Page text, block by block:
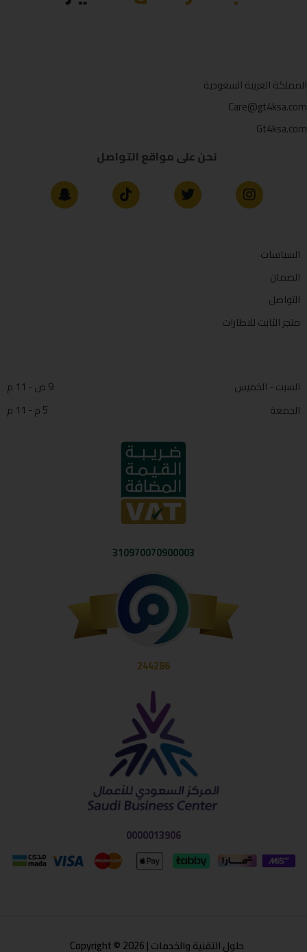
المملكة العربية السعودية
Care@gt4ksa.com
Gt4ksa.com
نحن على مواقع التواصل
السياسات
الضمان
التواصل
متجر الثابت للاطارات
السبت - الخميس
9 ص - 11 م
الجمعة
5 م - 11 م
310970070900003
244286
0000013906
حلول التقنية والخدمات | Copyright © 2026